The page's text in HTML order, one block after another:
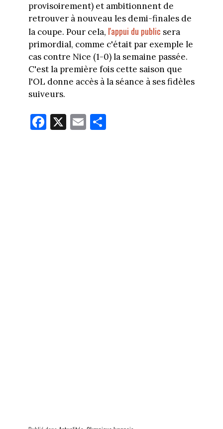
provisoirement) et ambitionnent de
retrouver à nouveau les demi-finales de
la coupe. Pour cela, l'appui du public sera
primordial, comme c'était par exemple le
cas contre Nice (1-0) la semaine passée.
C'est la première fois cette saison que
l'OL donne accès à la séance à ses fidèles
suiveurs.
Fa
ce
X E
m
Pa
rt